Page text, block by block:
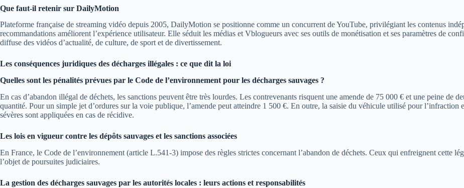
Que faut-il retenir sur DailyMotion
Plateforme française de streaming vidéo depuis 2005, DailyMotion se positionne comme un concurrent de YouTube, privilégiant les contenus
recommandations améliorent l’expérience utilisateur. Elle séduit les médias et Vblogueurs avec ses outils de monétisation et ses paramètres de
diffuse des vidéos d’actualité, de culture, de sport et de divertissement.
Les conséquences juridiques des décharges illégales : ce que dit la loi
Quelles sont les pénalités prévues par le Code de l’environnement pour les décharges sauvages ?
En cas d’abandon illégal de déchets, les sanctions peuvent être très lourdes. Les contrevenants risquent une amende de 75 000 € et une peine de
quantité. Pour un simple jet d’ordures sur la voie publique, l’amende peut atteindre 1 500 €. En outre, la saisie du véhicule utilisé pour l’infraction
sévères sont appliquées en cas de récidive.
Les lois en vigueur contre les dépôts sauvages et les sanctions associées
En France, le Code de l’environnement (article L.541-3) impose des règles strictes concernant l’abandon de déchets. Ceux qui enfreignent cette
l’objet de poursuites judiciaires.
La gestion des décharges sauvages par les autorités locales : leurs actions et responsabilités